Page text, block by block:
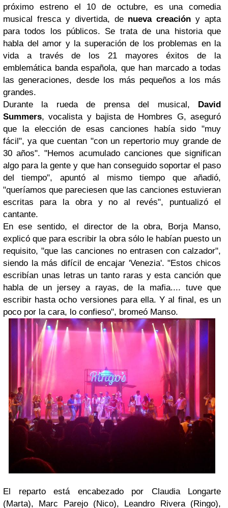
próximo estreno el 10 de octubre, es una comedia
musical fresca y divertida, denueva creación y apta
para todos los públicos. Se trata de una historia que
habla del amor y la superación de los problemas en la
vida a través de los 21 mayores éxitos de la
emblemática banda española, que han marcado a todas
las generaciones, desde los más pequeños a los más
grandes.
Durante la rueda de prensa del musical, David
Summers, vocalista y bajista de Hombres G, aseguró
que la elección de esas canciones había sido "muy
fácil", ya que cuentan "con un repertorio muy grande de
30 años". "Hemos acumulado canciones que significan
algo para la gente y que han conseguido soportar el paso
del tiempo", apuntó al mismo tiempo que añadió,
"queríamos que pareciesen que las canciones estuvieran
escritas para la obra y no al revés", puntualizó el
cantante.
En ese sentido, el director de la obra, Borja Manso,
explicó que para escribir la obra sólo le habían puesto un
requisito, "que las canciones no entrasen con calzador",
siendo la más difícil de encajar 'Venezia'. "Estos chicos
escribían unas letras un tanto raras y esta canción que
habla de un jersey a rayas, de la mafia.... tuve que
escribir hasta ocho versiones para ella. Y al final, es un
poco por la cara, lo confieso", bromeó Manso.
El reparto está encabezado por Claudia Longarte
(Marta), Marc Parejo (Nico), Leandro Rivera (Ringo),